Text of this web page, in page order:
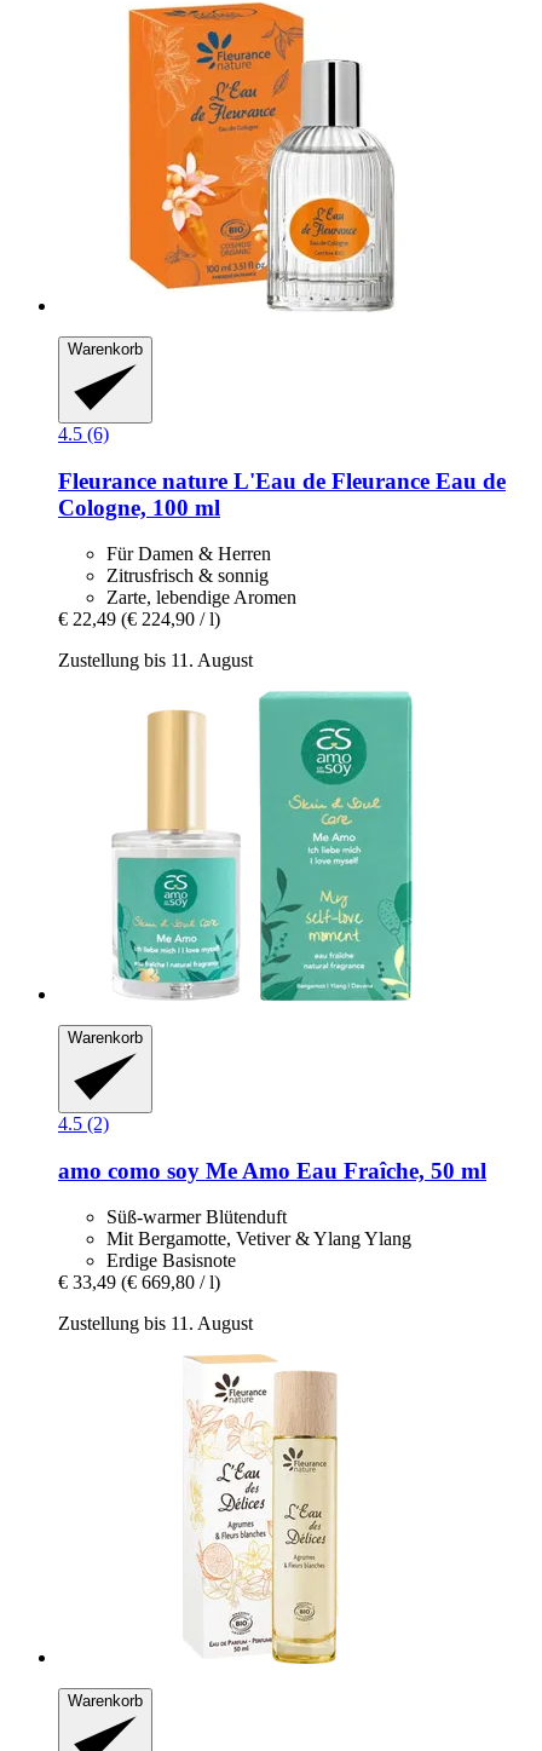
Warenkorb
4.5 (6)
Fleurance nature L'Eau de Fleurance Eau de
Cologne, 100 ml
Für Damen & Herren
Zitrusfrisch & sonnig
Zarte, lebendige Aromen
€ 22,49 (€ 224,90 / l)
Zustellung bis 11. August
Warenkorb
4.5 (2)
amo como soy Me Amo Eau Fraîche, 50 ml
Süß-warmer Blütenduft
Mit Bergamotte, Vetiver & Ylang Ylang
Erdige Basisnote
€ 33,49 (€ 669,80 / l)
Zustellung bis 11. August
Warenkorb